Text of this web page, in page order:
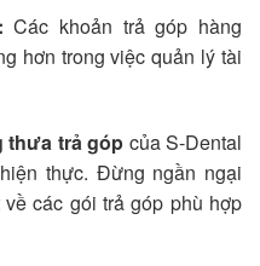
Các khoản trả góp hàng
hơn trong việc quản lý tài
thưa trả góp của S-Dental
thực. Đừng ngần ngại
các gói trả góp phù hợp